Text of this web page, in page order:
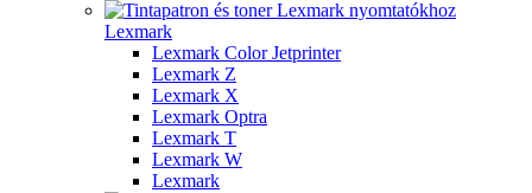
Lexmark
Lexmark Color Jetprinter
Lexmark Z
Lexmark X
Lexmark Optra
Lexmark T
Lexmark W
Lexmark